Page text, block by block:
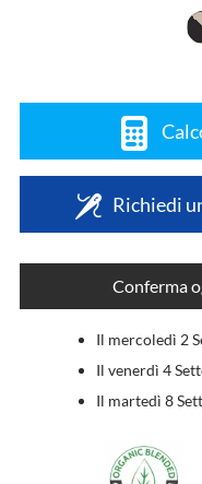
Richiedi
Conferma
Il mercoledì 2
Il venerdì 4
Il martedì 8